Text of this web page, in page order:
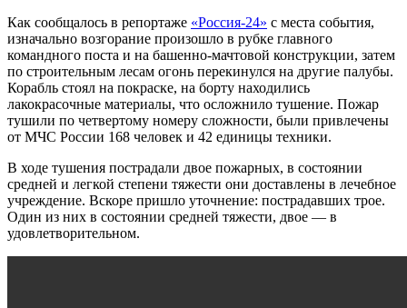
Как сообщалось в репортаже «Россия-24» с места события,
изначально возгорание произошло в рубке главного
командного поста и на башенно-мачтовой конструкции, затем
по строительным лесам огонь перекинулся на другие палубы.
Корабль стоял на покраске, на борту находились
лакокрасочные материалы, что осложнило тушение. Пожар
тушили по четвертому номеру сложности, были привлечены
от МЧС России 168 человек и 42 единицы техники.
В ходе тушения пострадали двое пожарных, в состоянии
средней и легкой степени тяжести они доставлены в лечебное
учреждение. Вскоре пришло уточнение: пострадавших трое.
Один из них в состоянии средней тяжести, двое — в
удовлетворительном.